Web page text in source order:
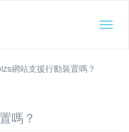
網站支援行動裝置嗎？
嗎？